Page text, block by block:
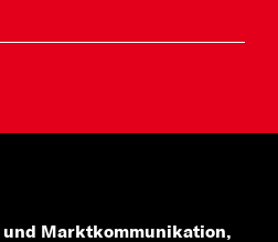
und Marktkommunikation,